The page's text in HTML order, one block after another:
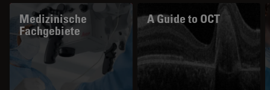
Medizinische
Fachgebiete
A Guide to OCT